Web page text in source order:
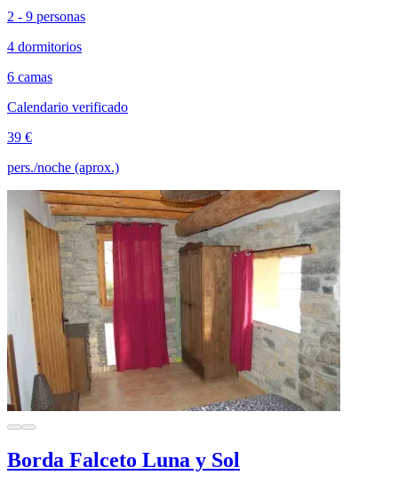
2 - 9 personas
4 dormitorios
6 camas
Calendario verificado
39 €
pers./noche (aprox.)
Borda Falceto Luna y Sol